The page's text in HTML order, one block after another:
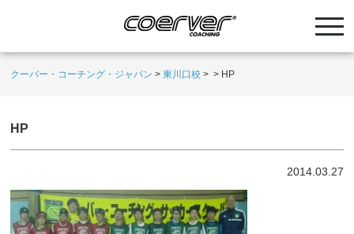
クーバー・コーチング・ジャパン >東川口校 > > HP
HP
2014.03.27